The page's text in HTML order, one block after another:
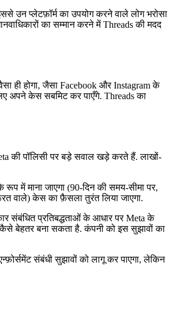
उन प्लेटफ़ॉर्म का उपयोग करने वाले लोग भरोसा
का सम्मान करने में Threads की मदद
ही होगा, जैसा Facebook और Instagram के
अपने केस सबमिट कर पाएँगे. Threads का
की पॉलिसी पर बड़े सवाल खड़े करते हैं. लाखों-
माना जाएगा (90-दिन की समय-सीमा पर,
वाले) केस का फ़ैसला तुरंत लिया जाएगा.
संबंधित प्रतिबद्धताओं के आधार पर Meta के
बेहतर बना सकता है. कंपनी को इस सुझावों का
संबंधी सुझावों को लागू कर पाएगा, लेकिन